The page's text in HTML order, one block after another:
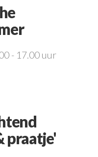
- 17.00 uur
praatje'